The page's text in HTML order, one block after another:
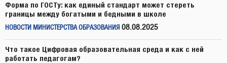
Форма по ГОСТу: как единый стандарт может стереть
границы между богатыми и бедными в школе
НОВОСТИ МИНИСТЕРСТВА ОБРАЗОВАНИЯ 08.08.2025
Что такое Цифровая образовательная среда и как с ней
работать педагогам?